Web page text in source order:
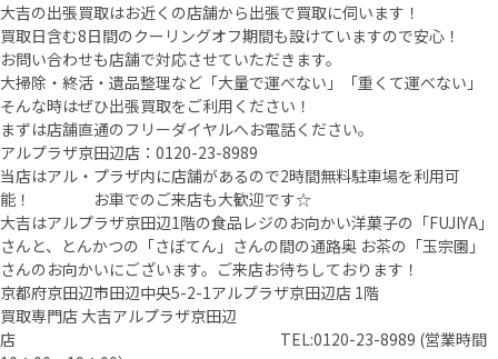
大吉の出張買取はお近くの店舗から出張で買取に伺います！
買取日含む8日間のクーリングオフ期間も設けていますので安心！
お問い合わせも店舗で対応させていただきます。
大掃除・終活・遺品整理など「大量で運べない」「重くて運べない」
そんな時はぜひ出張買取をご利用ください！
まずは店舗直通のフリーダイヤルへお電話ください。
アルプラザ京田辺店：0120-23-8989
当店はアル・プラザ内に店舗があるので2時間無料駐車場を利用可
能！ お車でのご来店も大歓迎です☆
大吉はアルプラザ京田辺1階の食品レジのお向かい洋菓子の「FUJIYA」
さんと、とんかつの「さぼてん」さんの間の通路奥 お茶の「玉宗園」
さんのお向かいにございます。ご来店お待ちしております！
京都府京田辺市田辺中央5-2-1アルプラザ京田辺店 1階
買取専門店 大吉アルプラザ京田辺
店 TEL:0120-23-8989 (営業時間